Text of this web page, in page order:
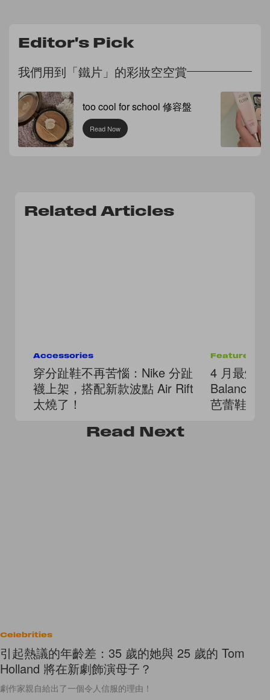
Editor's Pick
我們用到「鐵片」的彩妝空空賞
too cool for school 修容盤
Read Now
Related Articles
Accessories
穿分趾鞋不再苦惱：Nike 分趾
襪上架，搭配新款波點 Air Rift
太燒了！
Features
4 月最燒
Balance
芭蕾鞋爆
Read Next
Celebrities
引起熱議的年齡差：35 歲的她與 25 歲的 Tom
Holland 將在新劇飾演母子？
劇作家親自給出了一個令人信服的理由！